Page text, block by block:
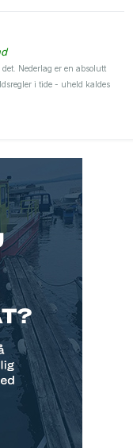
Nederlag er en absolutt
i tide - uheld kaldes